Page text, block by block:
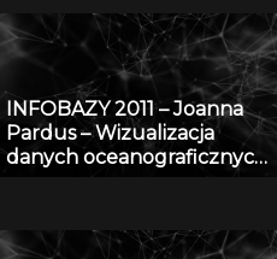
„Rozbudowa i
przekształcenie
bibliograficznej bazy
danych AGRO w bazę
bibliograficzno-abstraktową
z wykorzystaniem
oprogramowania YA
INFOBAZY 2011 – Joanna
Pardus – Wizualizacja
danych oceanograficznych